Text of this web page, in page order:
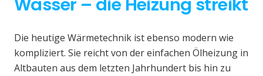
Wasser – die Heizung streikt
Die heutige Wärmetechnik ist ebenso modern wie
kompliziert. Sie reicht von der einfachen Ölheizung in
Altbauten aus dem letzten Jahrhundert bis hin zu